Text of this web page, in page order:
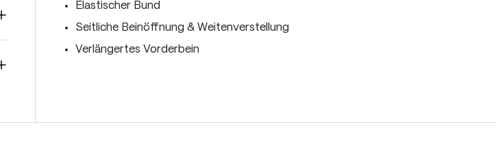
Elastischer Bund
Seitliche Beinöffnung & Weitenverstellung
Verlängertes Vorderbein